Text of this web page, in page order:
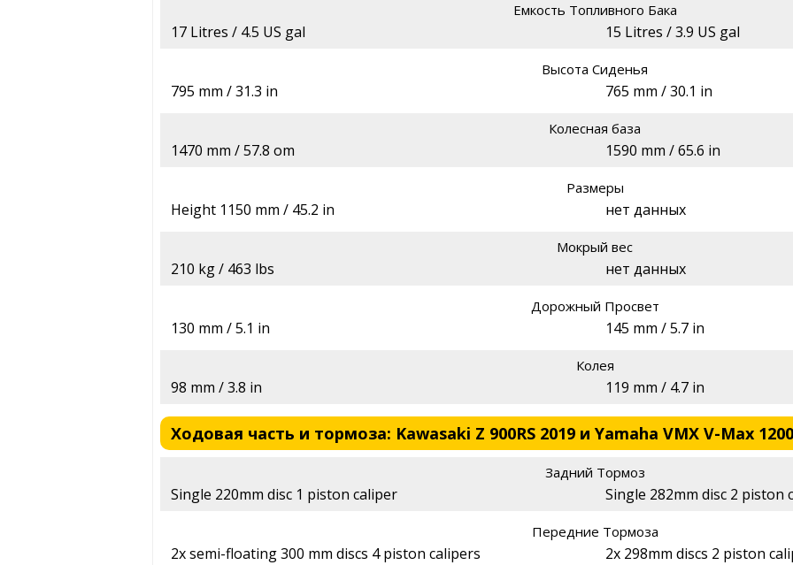
Емкость Топливного Бака
17 Litres / 4.5 US gal 15 Litres / 3.9 US gal
Высота Сиденья
795 mm / 31.3 in 765 mm / 30.1 in
Колесная база
1470 mm / 57.8 om 1590 mm / 65.6 in
Размеры
Height 1150 mm / 45.2 in нет данных
Мокрый вес
210 kg / 463 lbs нет данных
Дорожный Просвет
130 mm / 5.1 in 145 mm / 5.7 in
Колея
98 mm / 3.8 in 119 mm / 4.7 in
Ходовая часть и тормоза: Kawasaki Z 900RS 2019 и Yamaha VMX V-Max
Задний Тормоз
Single 220mm disc 1 piston caliper Single 282mm disc 2 piston
Передние Тормоза
2x semi-floating 300 mm discs 4 piston calipers 2x 298mm discs 2 piston